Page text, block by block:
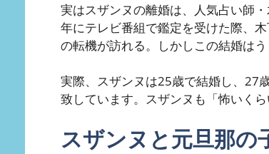
実はスザンヌの離婚は、人気占い師
年にテレビ番組で鑑定を受けた際、
の転機が訪れる。しかしこの結婚は
実際、スザンヌは25歳で結婚し、27
致しています。スザンヌも「怖いく
スザンヌと元旦那の